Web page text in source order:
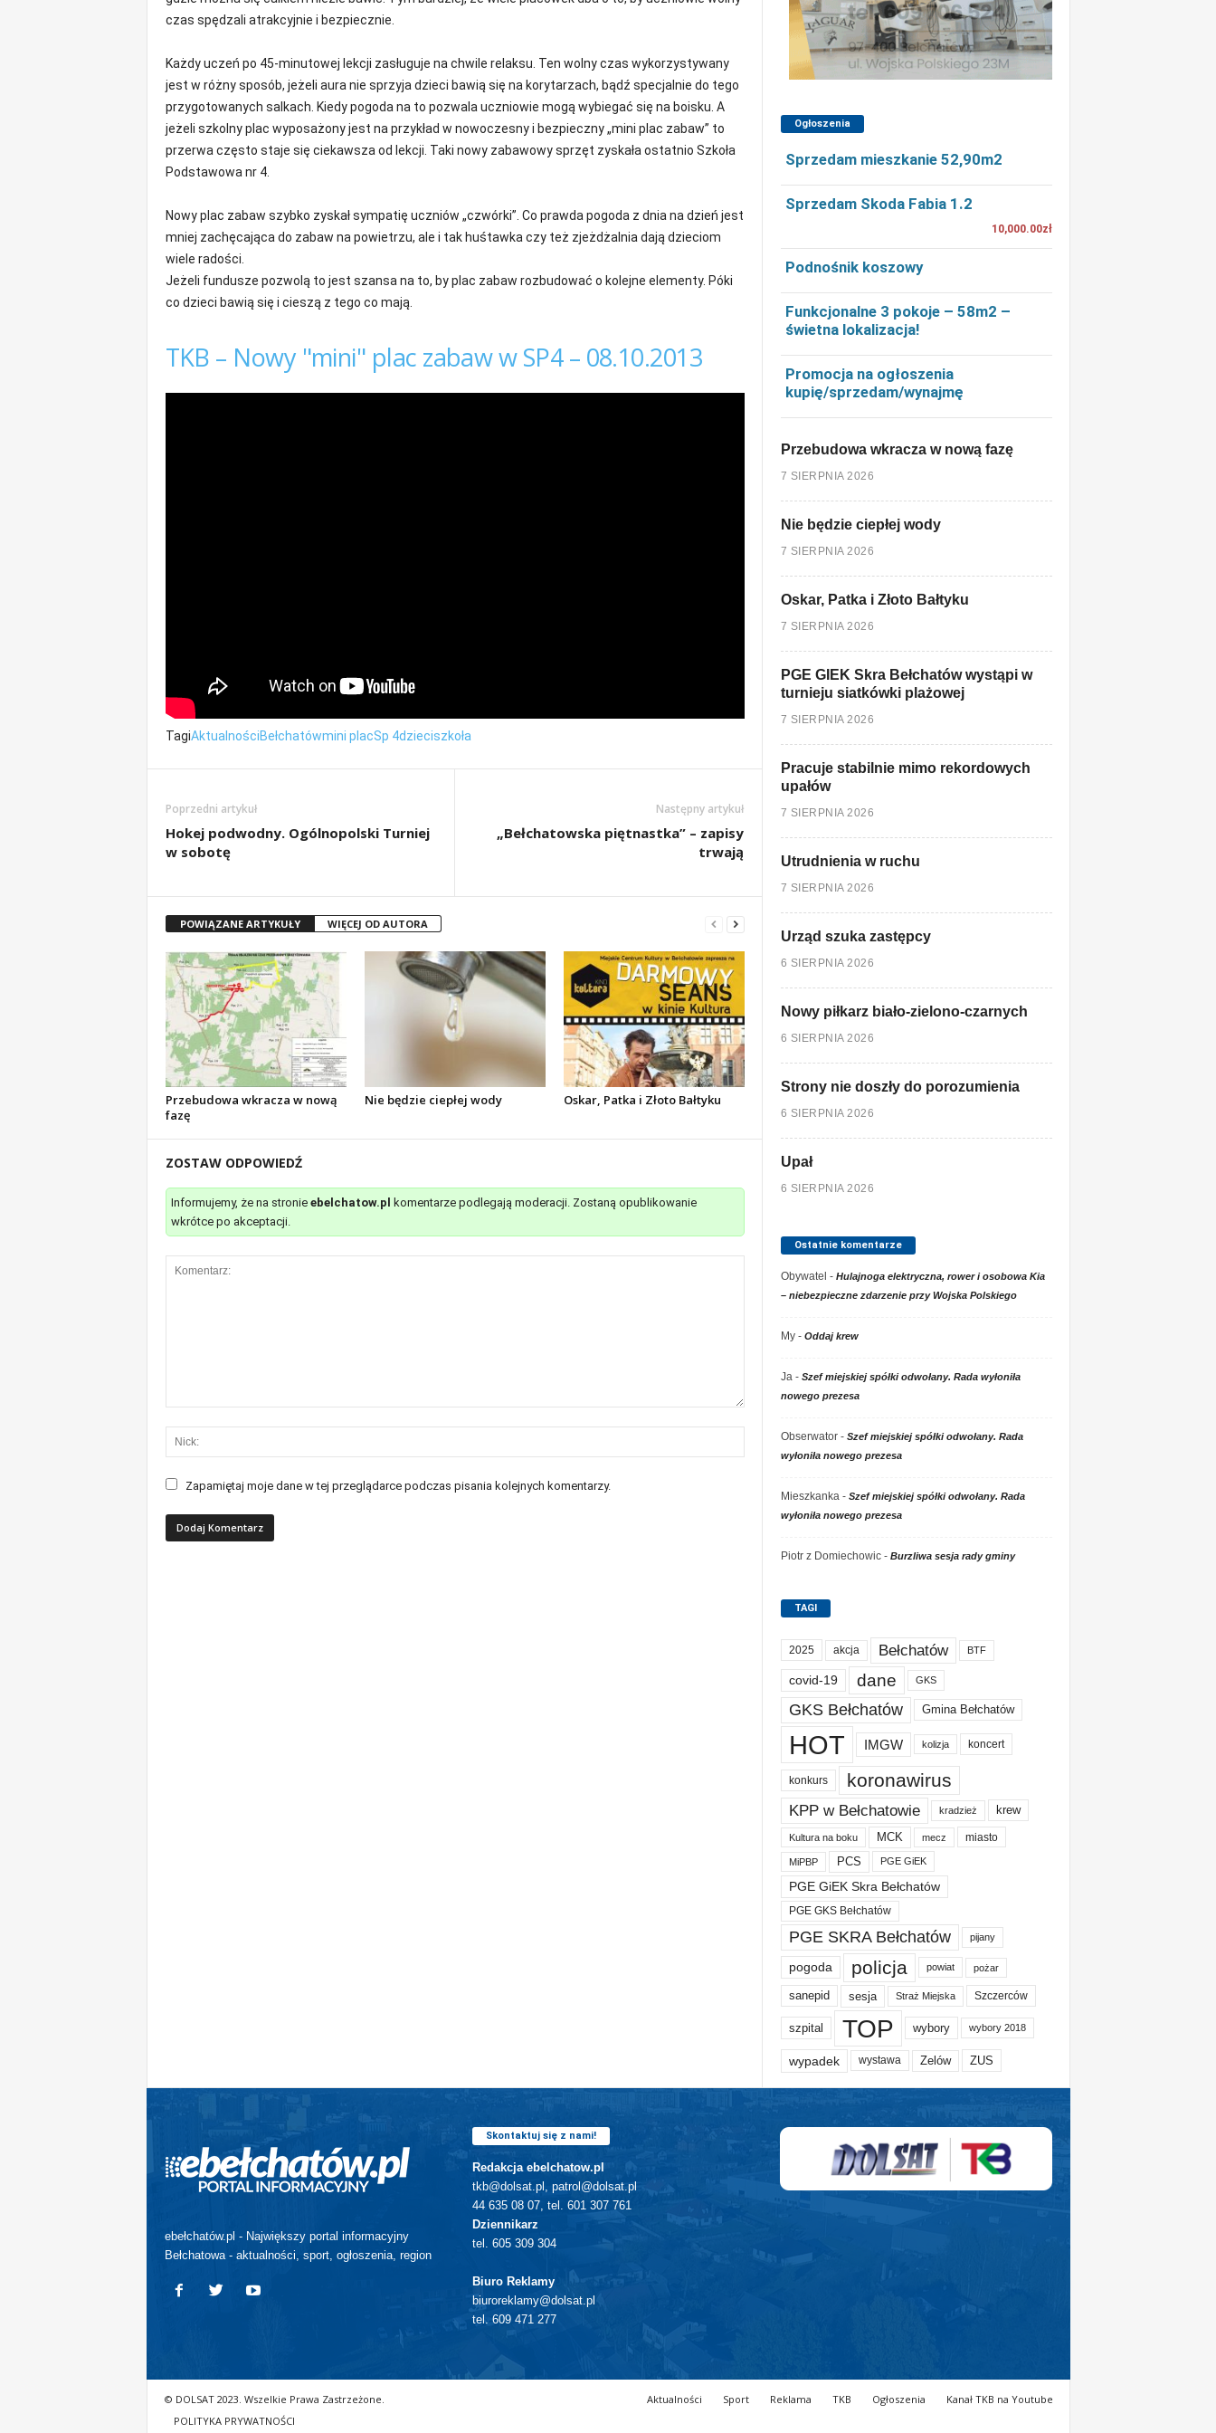
czas spędzali atrakcyjnie i bezpiecznie.
Każdy uczeń po 45-minutowej lekcji zasługuje na chwile relaksu. Ten wolny czas wykorzystywany
jest w różny sposób, jeżeli aura nie sprzyja dzieci bawią się na korytarzach, bądź specjalnie do tego
przygotowanych salkach. Kiedy pogoda na to pozwala uczniowie mogą wybiegać się na boisku. A
jeżeli szkolny plac wyposażony jest na przykład w nowoczesny i bezpieczny „mini plac zabaw” to
przerwa często staje się ciekawsza od lekcji. Taki nowy zabawowy sprzęt zyskała ostatnio Szkoła
Podstawowa nr 4.
Nowy plac zabaw szybko zyskał sympatię uczniów „czwórki”. Co prawda pogoda z dnia na dzień jest
mniej zachęcająca do zabaw na powietrzu, ale i tak huśtawka czy też zjeżdżalnia dają dzieciom
wiele radości.
Jeżeli fundusze pozwolą to jest szansa na to, by plac zabaw rozbudować o kolejne elementy. Póki
co dzieci bawią się i cieszą z tego co mają.
TKB – Nowy "mini" plac zabaw w SP4 – 08.10.2013
TagiAktualnościBełchatówmini placSp 4dzieciszkoła
Poprzedni artykuł
Hokej podwodny. Ogólnopolski Turniej
w sobotę
Następny artykuł
„Bełchatowska piętnastka” – zapisy
trwają
POWIĄZANE ARTYKUŁY WIĘCEJ OD AUTORA
Przebudowa wkracza w nową
fazę
Nie będzie ciepłej wody Oskar, Patka i Złoto Bałtyku
ZOSTAW ODPOWIEDŹ
Informujemy, że na stronie ebelchatow.pl
komentarze podlegają moderacji. Zostaną opublikowanie
wkrótce po akceptacji.
Zapamiętaj moje dane w tej przeglądarce podczas pisania kolejnych komentarzy.
Ogłoszenia
Sprzedam mieszkanie 52,90m2
Sprzedam Skoda Fabia 1.2
10,000.00zł
Podnośnik koszowy
Funkcjonalne 3 pokoje – 58m2 –
świetna lokalizacja!
Promocja na ogłoszenia
kupię/sprzedam/wynajmę
Przebudowa wkracza w nową fazę
7 SIERPNIA 2026
Nie będzie ciepłej wody
7 SIERPNIA 2026
Oskar, Patka i Złoto Bałtyku
7 SIERPNIA 2026
PGE GIEK Skra Bełchatów wystąpi w
turnieju siatkówki plażowej
7 SIERPNIA 2026
Pracuje stabilnie mimo rekordowych
upałów
7 SIERPNIA 2026
Utrudnienia w ruchu
7 SIERPNIA 2026
Urząd szuka zastępcy
6 SIERPNIA 2026
Nowy piłkarz biało-zielono-czarnych
6 SIERPNIA 2026
Strony nie doszły do porozumienia
6 SIERPNIA 2026
Upał
6 SIERPNIA 2026
Ostatnie komentarze
Obywatel - Hulajnoga elektryczna, rower i osobowa Kia
– niebezpieczne zdarzenie przy Wojska Polskiego
My- Oddaj krew
Ja- Szef miejskiej spółki odwołany. Rada wyłoniła
nowego prezesa
Obserwator- Szef miejskiej spółki odwołany. Rada
wyłoniła nowego prezesa
Mieszkanka- Szef miejskiej spółki odwołany. Rada
wyłoniła nowego prezesa
Piotr z Domiechowic- Burzliwa sesja rady gminy
TAGI
2025 akcja Bełchatów BTF
covid-19 dane GKS
GKS Bełchatów Gmina Bełchatów
HOT IMGW kolizja koncert
konkurs koronawirus
KPP w Bełchatowie kradzież krew
Kultura na boku MCK mecz miasto
MiPBP PCS PGE GiEK
PGE GiEK Skra Bełchatów
PGE GKS Bełchatów
PGE SKRA Bełchatów pijany
pogoda policja powiat pożar
sanepid sesja Straż Miejska Szczerców
szpital TOP wybory wybory 2018
wypadek wystawa Zelów ZUS
ebełchatów.pl - Największy portal informacyjny
Bełchatowa - aktualności, sport, ogłoszenia, region
Skontaktuj się z nami!
Redakcja ebelchatow.pl
tkb@dolsat.pl, patrol@dolsat.pl
44 635 08 07, tel. 601 307 761
Dziennikarz
tel. 605 309 304
Biuro Reklamy
biuroreklamy@dolsat.pl
tel. 609 471 277
Aktualności Sport Reklama TKB Ogłoszenia Kanał TKB na Youtube
© DOLSAT 2023. Wszelkie Prawa Zastrzeżone.
POLITYKA PRYWATNOŚCI